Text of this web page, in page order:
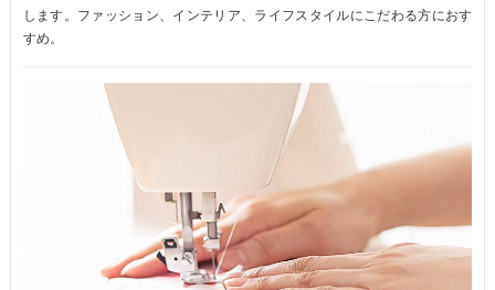
します。ファッション、インテリア、ライフスタイルにこだわる方におす
すめ。